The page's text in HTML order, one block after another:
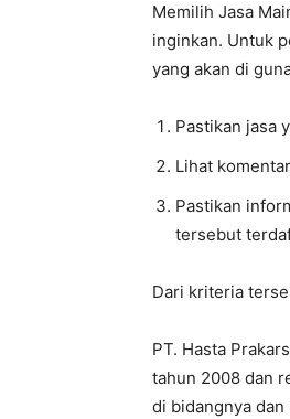
Memilih Jasa
inginkan. Untuk
yang akan di
Pastikan jasa
Lihat
Pastikan
tersebut
Dari kriteria
PT. Hasta
tahun 2008 dan
di bidangnya